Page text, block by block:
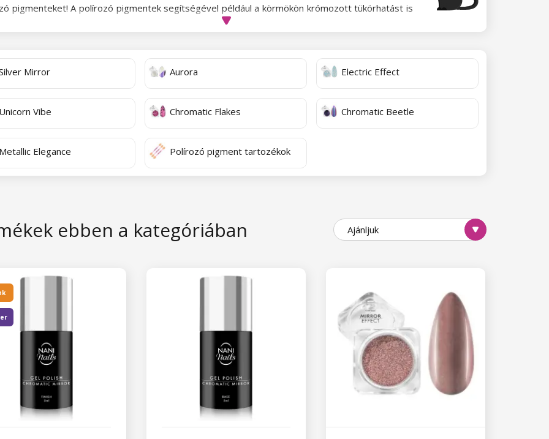
pigmenteket! A polírozó pigmentek segítségével például a körmökön krómozott tükörhatást is
azt előtte gondosan eltávolítjuk
Mirror
Aurora Electric Effect
Vibe Chromatic Flakes Chromatic Beetle
Elegance Polírozó pigment tartozékok
ebben a kategóriában Ajánljuk